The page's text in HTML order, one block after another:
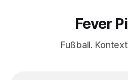
Fever
Fußball.